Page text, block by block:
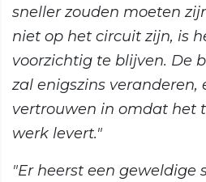
sneller zouden moeten
niet op het circuit zijn, is
voorzichtig te blijven. De
zal enigszins veranderen,
vertrouwen in omdat het
werk levert."
"Er heerst een geweldige